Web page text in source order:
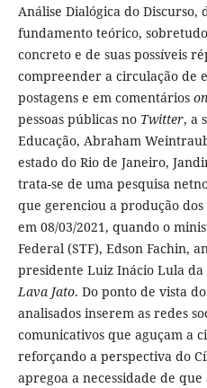
Análise Dialógica do Discurso,
fundamento teórico,
concreto e de suas possíveis
compreender a circulação de
postagens e em comentários
pessoas públicas no Twitter, a
Educação, Abraham
estado do Rio de Janeiro,
trata-se de uma pesquisa
que gerenciou a produção
em 08/03/2021, quando o
Federal (STF), Edson Fachin,
presidente Luiz Inácio Lula da
Lava Jato. Do ponto de vista
analisados inserem as redes
comunicativos que aguçam a
reforçando a perspectiva do
apregoa a necessidade de